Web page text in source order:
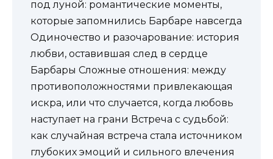
под луной: романтические моменты,
которые запомнились Барбаре навсегда
Одиночество и разочарование: история
любви, оставившая след в сердце
Барбары Сложные отношения: между
противоположностями привлекающая
искра, или что случается, когда любовь
наступает на грани Встреча с судьбой:
как случайная встреча стала источником
глубоких эмоций и сильного влечения